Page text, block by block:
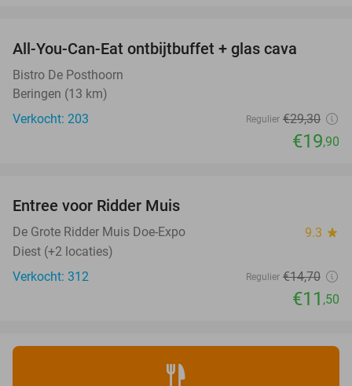
All-You-Can-Eat ontbijtbuffet + glas cava
Bistro De Posthoorn
Beringen (13 km)
Verkocht: 203
Regulier €29,30
€19,90
TODAY
Entree voor Ridder Muis
De Grote Ridder Muis Doe-Expo 9.3 star
Diest (+2 locaties)
Verkocht: 312
Regulier €14,70
€11 ,50